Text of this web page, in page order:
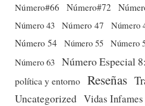
Número#66
Número#72
Número 43 Número 47 Número
Número 54 Número 55 Número
Número 63 Número Especial
política y entorno Reseñas
Uncategorized Vidas Infames